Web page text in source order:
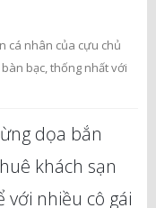
cá nhân của cựu chủ
bạc, thống nhất với
dọa bắn
khách sạn
nhiều cô gái